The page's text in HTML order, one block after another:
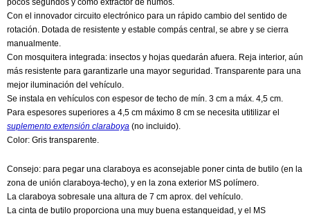
pocos segundos y como extractor de humos.
Con el innovador circuito electrónico para un rápido cambio del sentido de
rotación. Dotada de resistente y estable compás central, se abre y se cierra
manualmente.
Con mosquitera integrada: insectos y hojas quedarán afuera. Reja interior, aún
más resistente para garantizarle una mayor seguridad. Transparente para una
mejor iluminación del vehículo.
Se instala en vehículos con espesor de techo de mín. 3 cm a máx. 4,5 cm.
Para espesores superiores a 4,5 cm máximo 8 cm se necesita utitilizar el
suplemento extensión claraboya (no incluido).
Color: Gris transparente.
Consejo: para pegar una claraboya es aconsejable poner cinta de butilo (en la
zona de unión claraboya-techo), y en la zona exterior MS polímero.
La claraboya sobresale una altura de 7 cm aprox. del vehículo.
La cinta de butilo proporciona una muy buena estanqueidad, y el MS